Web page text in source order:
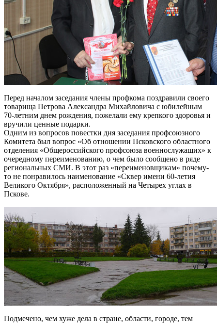
Перед началом заседания члены профкома поздравили своего
товарища Петрова Александра Михайловича с юбилейным
70-летним днем рождения, пожелали ему крепкого здоровья и
вручили ценные подарки.
Одним из вопросов повестки дня заседания профсоюзного
Комитета был вопрос «Об отношении Псковского областного
отделения «Общероссийского профсоюза военнослужащих» к
очередному переименованию, о чем было сообщено в ряде
региональных СМИ. В этот раз «переименовщикам» почему-
то не понравилось наименование «Сквер имени 60-летия
Великого Октября», расположенный на Четырех углах в
Пскове.
Подмечено, чем хуже дела в стране, области, городе, тем